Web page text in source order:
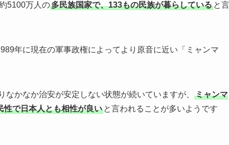
5100万人の多民族国家で、133もの民族が暮らしている と言
年に現在の軍事政権によってより原音に近い「ミャンマ
かなか治安が安定しない状態が続いていますが、
ミャンマ
性で日本人とも相性が良い と言われることが多いようです